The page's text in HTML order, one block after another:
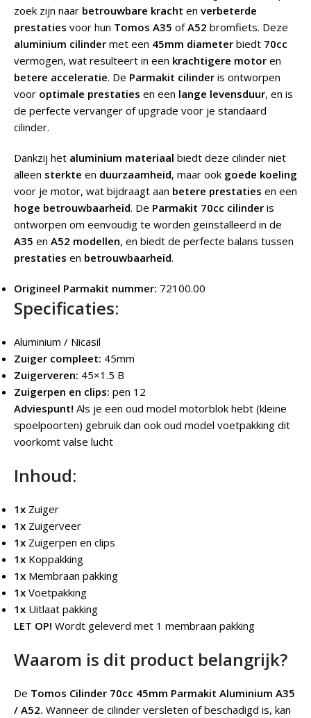
zoek zijn naar betrouwbare kracht en verbeterde
prestaties voor hun Tomos A35 ofA52 bromfiets. Deze
aluminium cilinder met een 45mm diameter biedt 70cc
vermogen, wat resulteert in een krachtigere motor en
betere acceleratie. De Parmakit cilinder is ontworpen
voor optimale prestaties en een lange levensduur, en is
de perfecte vervanger of upgrade voor je standaard
cilinder.
Dankzij het aluminium materiaal biedt deze cilinder niet
alleen sterkte en duurzaamheid, maar ook goede koeling
voor je motor, wat bijdraagt aan betere prestaties en een
hoge betrouwbaarheid. De Parmakit 70cc cilinder is
ontworpen om eenvoudig te worden geïnstalleerd in de
A35 en A52 modellen, en biedt de perfecte balans tussen
prestaties en betrouwbaarheid.
Origineel Parmakit nummer: 72100.00
Specificaties:
Aluminium / Nicasil
Zuiger compleet: 45mm
Zuigerveren: 45×1.5 B
Zuigerpen en clips: pen 12
Adviespunt! Als je een oud model motorblok hebt (kleine
spoelpoorten) gebruik dan ook oud model voetpakking dit
voorkomt valse lucht
Inhoud:
1x Zuiger
1x Zuigerveer
1x Zuigerpen en clips
1x Koppakking
1x Membraan pakking
1x Voetpakking
1x Uitlaat pakking
LET OP! Wordt geleverd met 1 membraan pakking
Waarom is dit product belangrijk?
De Tomos Cilinder 70cc 45mm Parmakit Aluminium A35
/ A52. Wanneer de cilinder versleten of beschadigd is, kan